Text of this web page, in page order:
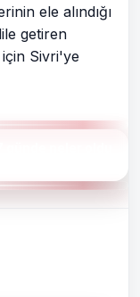
ele alındığı
getiren
Sivri'ye